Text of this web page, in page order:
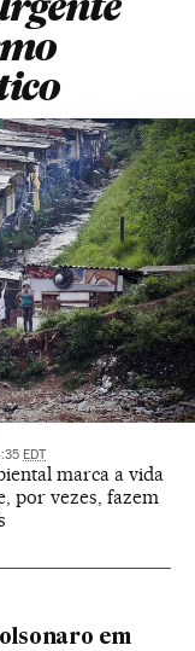
EDT
marca a vida
por vezes, fazem
em